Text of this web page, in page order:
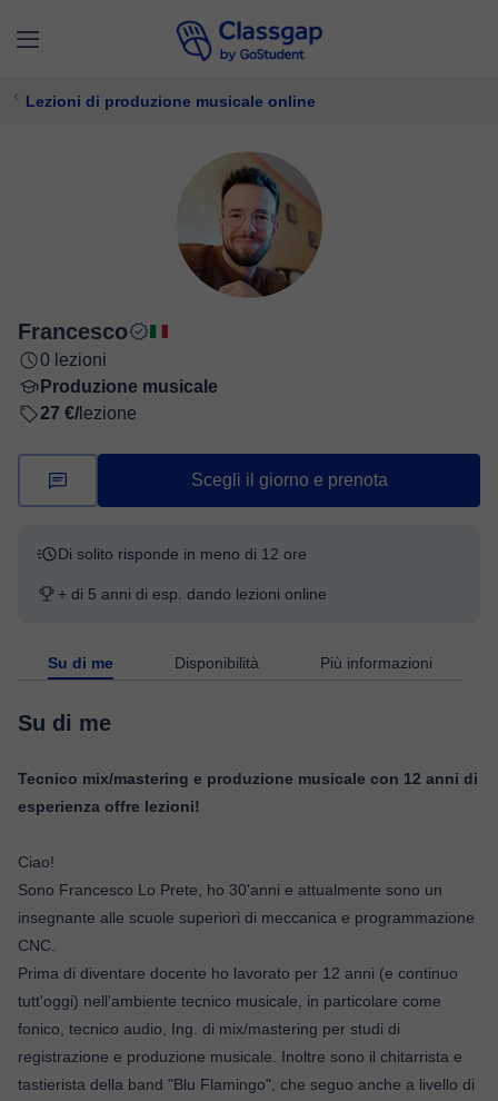
Lezioni di produzione musicale online
Francesco
0 lezioni
Produzione musicale
27 €/ lezione
Scegli il giorno e prenota
Di solito risponde in meno di 12 ore
+ di 5 anni di esp. dando lezioni online
Su di me Disponibilità Più informazioni
Su di me
Tecnico mix/mastering e produzione musicale con 12 anni di
esperienza offre lezioni!
Ciao!
Sono Francesco Lo Prete, ho 30'anni e attualmente sono un
insegnante alle scuole superiori di meccanica e programmazione
CNC.
Prima di diventare docente ho lavorato per 12 anni (e continuo
tutt'oggi) nell'ambiente tecnico musicale, in particolare come
fonico, tecnico audio, Ing. di mix/mastering per studi di
registrazione e produzione musicale. Inoltre sono il chitarrista e
tastierista della band "Blu Flamingo", che seguo anche a livello di